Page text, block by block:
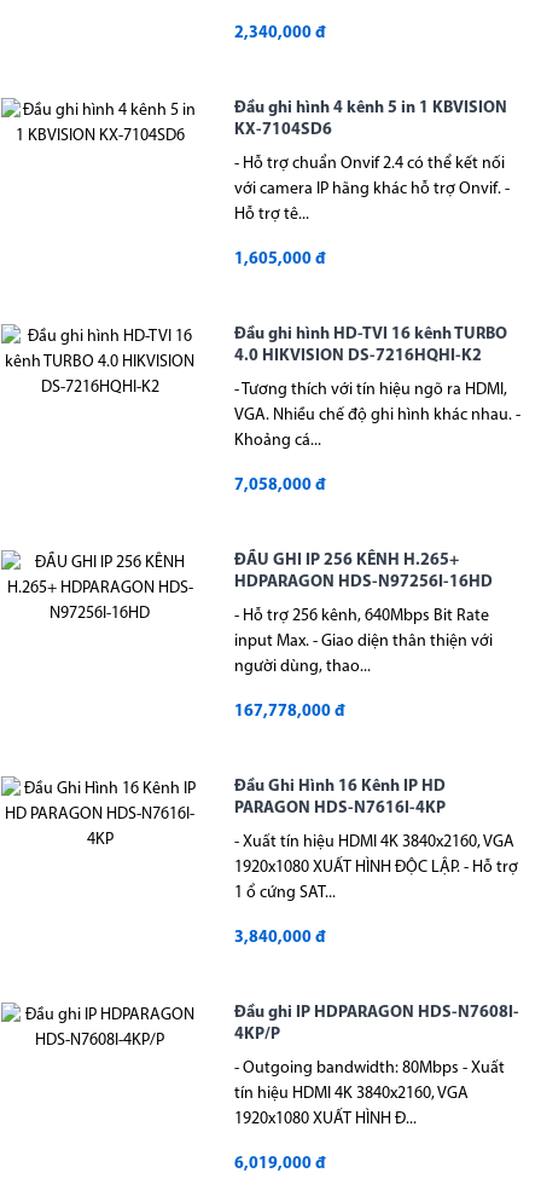
2,340,000 đ
Đầu ghi hình 4 kênh 5 in 1 KBVISION
KX-7104SD6
- Hỗ trợ chuẩn Onvif 2.4 có thể kết nối
với camera IP hãng khác hỗ trợ Onvif. -
Hỗ trợ tê...
1,605,000 đ
Đầu ghi hình HD-TVI 16 kênh TURBO
4.0 HIKVISION DS-7216HQHI-K2
- Tương thích với tín hiệu ngõ ra HDMI,
VGA. Nhiều chế độ ghi hình khác nhau. -
Khoảng cá...
7,058,000 đ
ĐẦU GHI IP 256 KÊNH H.265+
HDPARAGON HDS-N97256I-16HD
- Hỗ trợ 256 kênh, 640Mbps Bit Rate
input Max. - Giao diện thân thiện với
người dùng, thao...
167,778,000 đ
Đầu Ghi Hình 16 Kênh IP HD
PARAGON HDS-N7616I-4KP
- Xuất tín hiệu HDMI 4K 3840x2160, VGA
1920x1080 XUẤT HÌNH ĐỘC LẬP. - Hỗ trợ
1 ổ cứng SAT...
3,840,000 đ
Đầu ghi IP HDPARAGON HDS-N7608I-
4KP/P
- Outgoing bandwidth: 80Mbps - Xuất
tín hiệu HDMI 4K 3840x2160, VGA
1920x1080 XUẤT HÌNH Đ...
6,019,000 đ